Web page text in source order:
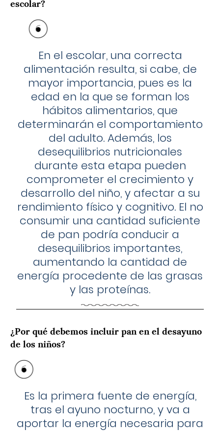
escolar?
En el escolar, una correcta
alimentación resulta, si cabe, de
mayor importancia, pues es la
edad en la que se forman los
hábitos alimentarios, que
determinarán el comportamiento
del adulto. Además, los
desequilibrios nutricionales
durante esta etapa pueden
comprometer el crecimiento y
desarrollo del niño, y afectar a su
rendimiento físico y cognitivo. El no
consumir una cantidad suficiente
de pan podría conducir a
desequilibrios importantes,
aumentando la cantidad de
energía procedente de las grasas
y las proteínas.
¿Por qué debemos incluir pan en el desayuno
de los niños?
Es la primera fuente de energía,
tras el ayuno nocturno, y va a
aportar la energía necesaria para